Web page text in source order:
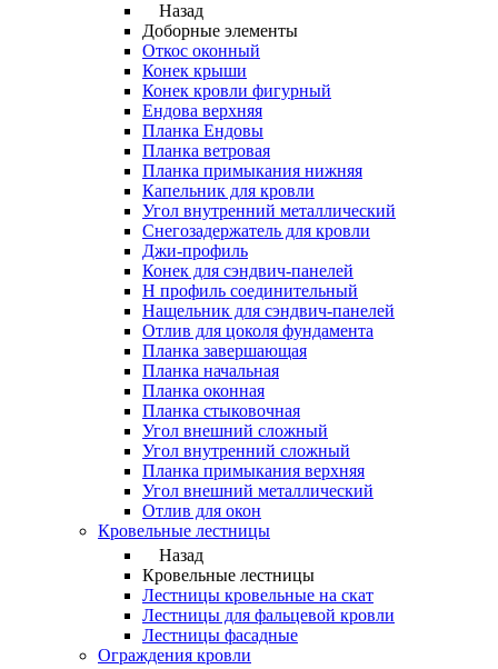
Назад
Доборные элементы
Откос оконный
Конек крыши
Конек кровли фигурный
Ендова верхняя
Планка Ендовы
Планка ветровая
Планка примыкания нижняя
Капельник для кровли
Угол внутренний металлический
Снегозадержатель для кровли
Джи-профиль
Конек для сэндвич-панелей
Н профиль соединительный
Нащельник для сэндвич-панелей
Отлив для цоколя фундамента
Планка завершающая
Планка начальная
Планка оконная
Планка стыковочная
Угол внешний сложный
Угол внутренний сложный
Планка примыкания верхняя
Угол внешний металлический
Отлив для окон
Кровельные лестницы
Назад
Кровельные лестницы
Лестницы кровельные на скат
Лестницы для фальцевой кровли
Лестницы фасадные
Ограждения кровли